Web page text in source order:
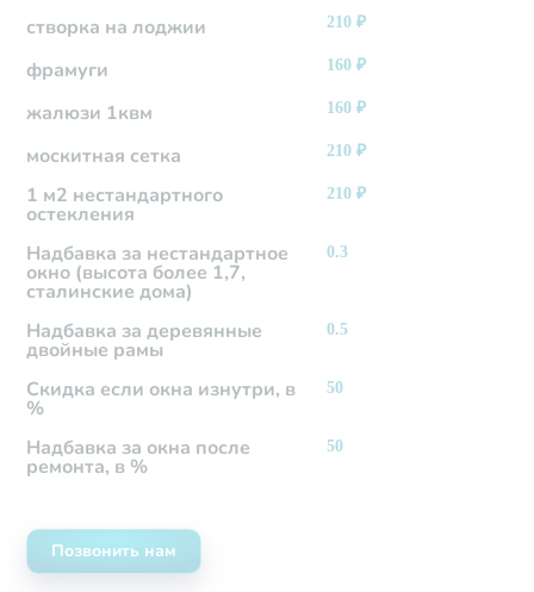
створка на лоджии 210 ₽
фрамуги 160 ₽
жалюзи 1квм 160 ₽
москитная сетка 210 ₽
1 м2 нестандартного
остекления
210 ₽
Надбавка за нестандартное
окно (высота более 1,7,
сталинские дома)
0.3
Надбавка за деревянные
двойные рамы
0.5
Скидка если окна изнутри, в
%
50
Надбавка за окна после
ремонта, в %
50
Позвонить нам